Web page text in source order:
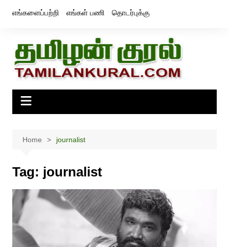
எங்களைப்பற்றி எங்கள் பணி தொடர்புக்கு
Home journalist
Tag: journalist